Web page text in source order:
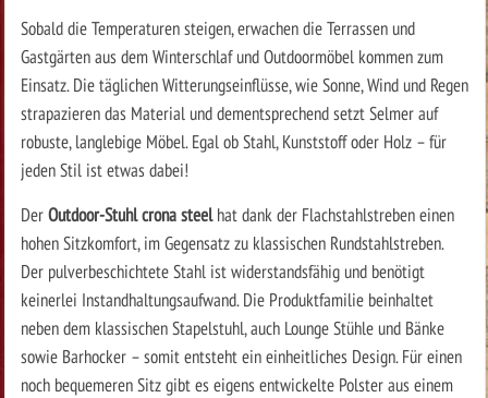
Sobald die Temperaturen steigen, erwachen die Terrassen und
Gastgärten aus dem Winterschlaf und Outdoormöbel kommen zum
Einsatz. Die täglichen Witterungseinflüsse, wie Sonne, Wind und Regen
strapazieren das Material und dementsprechend setzt Selmer auf
robuste, langlebige Möbel. Egal ob Stahl, Kunststoff oder Holz – für
jeden Stil ist etwas dabei!
DerOutdoor-Stuhl crona steelhat dank der Flachstahlstreben einen
hohen Sitzkomfort, im Gegensatz zu klassischen Rundstahlstreben.
Der pulverbeschichtete Stahl ist widerstandsfähig und benötigt
keinerlei Instandhaltungsaufwand. Die Produktfamilie beinhaltet
neben dem klassischen Stapelstuhl, auch Lounge Stühle und Bänke
sowie Barhocker – somit entsteht ein einheitliches Design. Für einen
noch bequemeren Sitz gibt es eigens entwickelte Polster aus einem